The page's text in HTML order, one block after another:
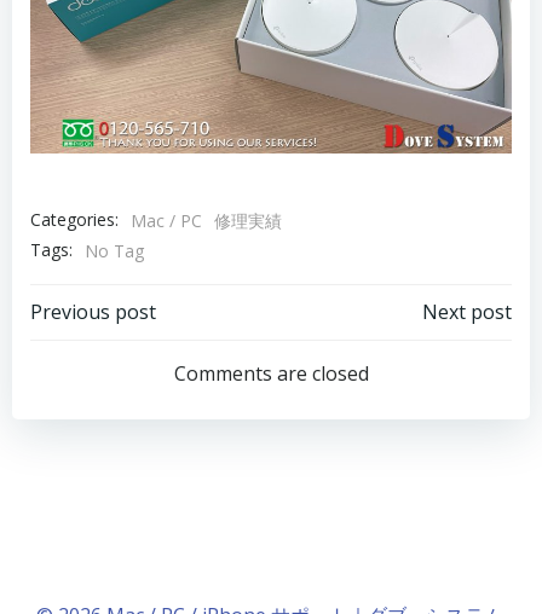
Categories: Mac / PC 修理実績
Tags:
No Tag
Post
navigation
Previous post
navigation
Next post
Comments are closed